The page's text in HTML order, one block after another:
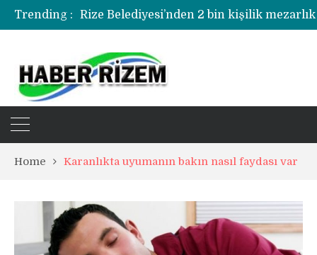
Trending :
Rize Belediyesi’nden 2 bin kişilik
Rize’de uyuşturucu operasyonunda 1
Home Karanlıkta uyumanın bakın nasıl faydası var